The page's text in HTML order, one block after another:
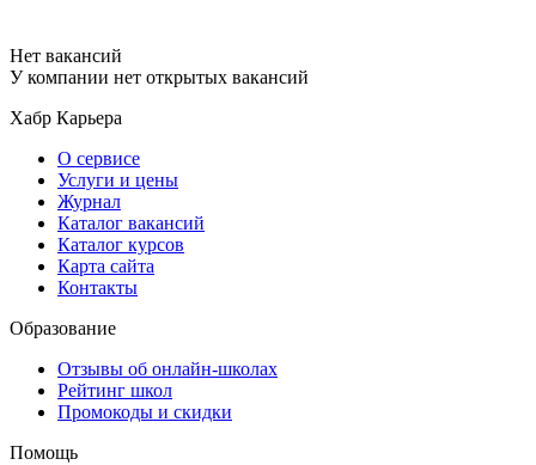
Нет вакансий
У компании нет открытых вакансий
Хабр Карьера
О сервисе
Услуги и цены
Журнал
Каталог вакансий
Каталог курсов
Карта сайта
Контакты
Образование
Отзывы об онлайн-школах
Рейтинг школ
Промокоды и скидки
Помощь